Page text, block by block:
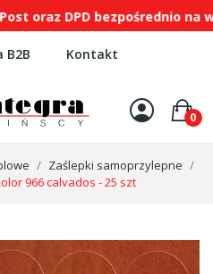
DPD bezpośrednio na
B2B Kontakt
0
Zaślepki samoprzylepne
966 calvados - 25 szt